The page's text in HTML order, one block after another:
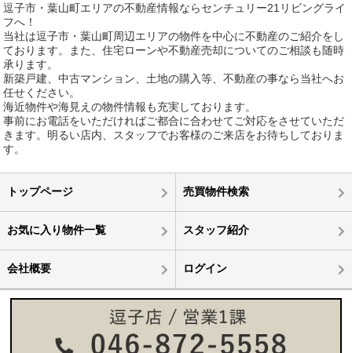
逗子市・葉山町エリアの不動産情報ならセンチュリー21リビングライ
フへ！
当社は逗子市・葉山町周辺エリアの物件を中心に不動産のご紹介をし
ております。また、住宅ローンや不動産売却についてのご相談も随時
承ります。
新築戸建、中古マンション、土地の購入等、不動産の事なら当社へお
任せください。
海近物件や海見えの物件情報も充実しております。
事前にお電話をいただければご都合に合わせてご対応をさせていただ
きます。明るい店内、スタッフでお客様のご来店をお待ちしておりま
す。
トップページ 売買物件検索
お気に入り物件一覧 スタッフ紹介
会社概要 ログイン